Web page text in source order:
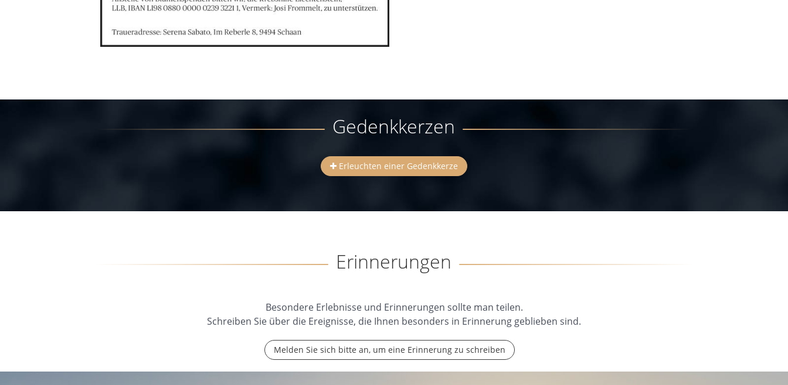
Gedenkkerzen
Erleuchten einer Gedenkkerze
Erinnerungen
Besondere Erlebnisse und Erinnerungen sollte man teilen.
Schreiben Sie über die Ereignisse, die Ihnen besonders in Erinnerung geblieben sind.
Melden Sie sich bitte an, um eine Erinnerung zu schreiben